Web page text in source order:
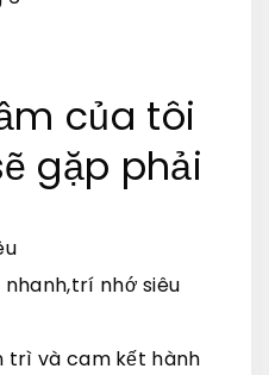
của tôi
gặp phải
nhớ siêu
trì và cam kết hành